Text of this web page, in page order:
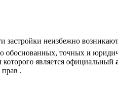
застройки неизбежно
точных и
является официальный
.